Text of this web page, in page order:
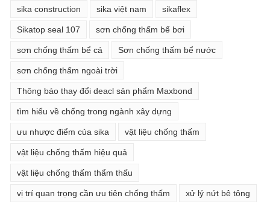
sika construction sika việt nam sikaflex
Sikatop seal 107 sơn chống thấm bể bơi
sơn chống thấm bể cá Sơn chống thấm bể nước
sơn chống thấm ngoài trời
Thông báo thay đổi deacl sản phẩm Maxbond
tìm hiểu về chống trong ngành xây dựng
ưu nhược điểm của sika vật liệu chống thấm
vật liệu chống thấm hiệu quả
vật liệu chống thấm thẩm thấu
vị trí quan trọng cần ưu tiên chống thấm xử lý nứt bê tông